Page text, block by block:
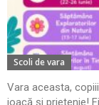
Scoli de vara
Vara aceasta,
joacă și prietenie!